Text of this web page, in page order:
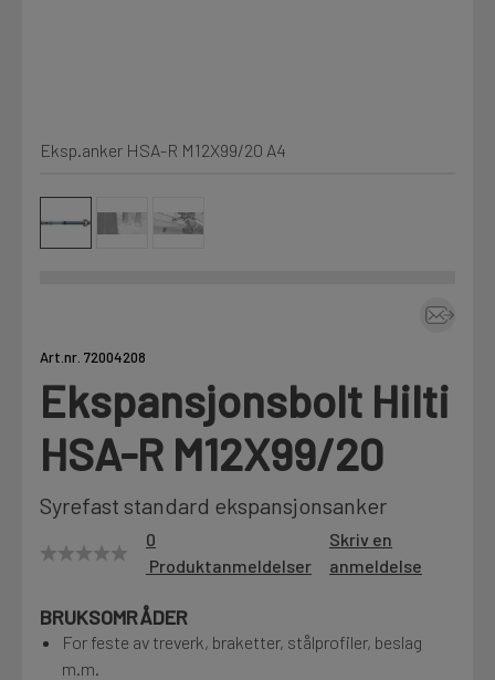
Fag
Motek
Finn butikk
Kontakt og åpningstider
Prislister
Firmainformasjon
LOGG UT
Eksp.anker HSA-R M12X99/20 A4
Art.nr. 72004208
Ekspansjonsbolt Hilti
HSA-R M12X99/20
Syrefast standard ekspansjonsanker
0
Produktanmeldelser
Skriv en
anmeldelse
BRUKSOMRÅDER
For feste av treverk, braketter, stålprofiler, beslag
m.m.